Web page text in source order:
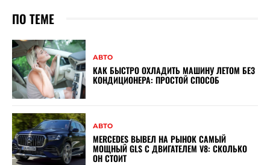
ПО ТЕМЕ
АВТО
КАК БЫСТРО ОХЛАДИТЬ МАШИНУ ЛЕТОМ БЕЗ
КОНДИЦИОНЕРА: ПРОСТОЙ СПОСОБ
АВТО
MERCEDES ВЫВЕЛ НА РЫНОК САМЫЙ
МОЩНЫЙ GLS С ДВИГАТЕЛЕМ V8: СКОЛЬКО
ОН СТОИТ